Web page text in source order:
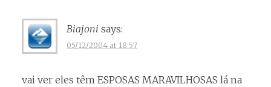
Biajoni says:
05/12/2004 at 18:57
vai ver eles têm ESPOSAS MARAVILHOSAS lá na